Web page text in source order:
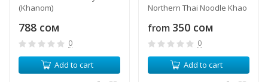
(Khanom)
788 сом
0
Add to cart
Northern Thai Noodle Khao
from 350 сом
0
Add to cart